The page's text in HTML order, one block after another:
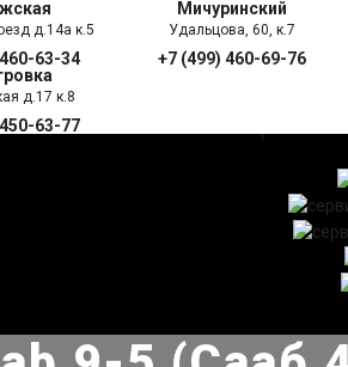
д.14а к.5
63-34
Мичуринский
Удальцова, 60, к.7
+7 (499) 460-69-76
д.17 к.8
63-77ПРАЙС ЛИСТ